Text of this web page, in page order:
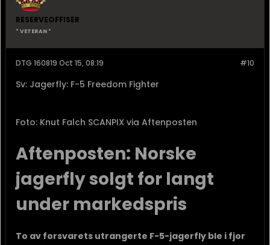
RESERVEOFFISER
* VETERAN *
#10
DTG 160819 Oct 15, 08:19
Sv: Jagerfly: F-5 Freedom Fighter
Foto: Knut Falch SCANPIX via Aftenposten
Aftenposten: Norske
jagerfly solgt for langt
under markedspris
To av forsvarets utrangerte F-5-jagerfly ble i fjor